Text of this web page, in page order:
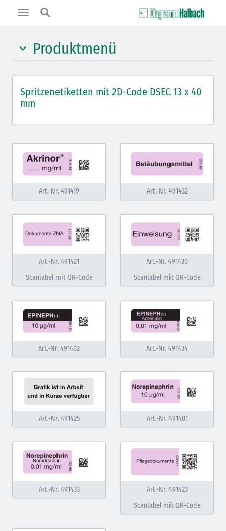
Toggle
Produktmenü
Benzodiazepine (orange)
Opiate/Opioide (hellblau)
Opioid-Antagonisten (hellblau schraffiert)
Lokalanästhetika (grau)
Vasopressoren (hellviolett)
Antihypertonika/Vasodilatantien (hellviolett
schraffiert)
Anticholinergika (hellgrün)
Antiemetika (salmon)
Antiarrhythmika (rot-blau)
Elektrolyte NaCl (grün)
Spritzenetiketten mit 2D-Code DSEC 13 x 40
mm
Art.-Nr. 491419 Art.-Nr. 491432
Art.-Nr. 491421
Scanlabel mit QR-Code
Art.-Nr. 491430
Scanlabel mit QR-Code
Art.-Nr. 491402 Art.-Nr. 491434
Art.-Nr. 491425 Art.-Nr. 491401
Art.-Nr. 491433
Art.-Nr. 491423
Scanlabel mit QR-Code